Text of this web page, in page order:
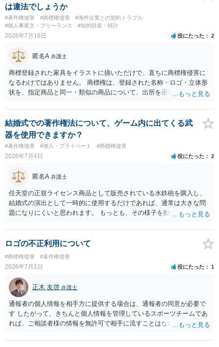
りません。ただし、ロゴに独自の図形やイラスト等が含まれる場合に
は、その表現部分が著作物となる可能性があります。 また、人物写真
の著作権は撮影者に、肖像に関する権利は被写体本人に帰属します
（著作権法2条・17条）。 ウェブサイト全体に当然に著作権が生じる
等は別として、一般的なレイアウトや配色、依頼者から提供された素
材を希望に沿って配置した部分には、通常、著作物性は認められにく
いと考えられます。仮に具体的な画面構成の一部に創作性が認められ
ても、その権利は当該部分に限られ、ご相談者の写真や文章等を制作
実績として掲載する権限まで当然に生じるものではありません。 もっ
の同意があれば別です。また、単に制作を担当した事実を記載した
り、公開中のサイトへリンクしたりする行為まで当然に禁止できると
は限りません。 人物写真については、通常のSNSへの無断掲載と同
様、掲載目的、態様、必要性、本人の特定可能性等から判断されま
す。営業目的であり、本人も掲載を拒否していることは、違法性を認
める方向の事情となりますが、自動的に肖像権侵害となるわけではあ
りません。 まず、見積書、メール、チャット、デザイナーの利用規約
を確認したうえで、「提供素材及びこれを含む画面の複製・SNS掲載
を許諾しない」と書面で明確に通知することをお勧めします。すでに
掲載された場合は、URL、掲載日時、画面を保存してから削除を求め
てください。
は違法でしょうか
#著作権侵害 #商標権侵害
#海外企業との契約トラブル
#個人事業主・フリーランス
#知的財産・特許
2026年7月16日 役にたった 2
匿名A 弁護士
商標登録された家具をイラストに描いただけで、直ちに商標権侵害に
なるわけではありません。 商標権は、登録された名称・ロゴ・立体形
状を、指定商品と同一・類似の商品について、出所を示す表示として
て描くにとどまる場合は、通常、商標権侵害にはなりにくいと考えら
れます。 ただし、家具名や特徴的な形状を商品名・広告に大きく表示
し、公式商品やライセンス商品と誤認させる販売方法であれば、商標
権や不正競争防止法上の問題が生じ得ます。家具のデザインに著作権
が認められる場合は、著作権も別途問題となります。 無料のSNS投稿
やプレゼントでも、著作権侵害は成立し得ます。商標権については、
有料か無料かよりも、商標として使用しているかが重要です。 また、
日本の商標権は原則として日本国内にのみ効力を持ちます。外国で販
売する場合は、販売国の商標・意匠等を確認する必要があります。 他
の作家の例は、許諾を得ている、権利が消滅している、侵害に当たら
ない、又は単に権利行使されていないなど、様々な可能性がありま
す。他人が販売していることだけでは、適法とは判断できません。
結婚式での著作権法について、ゲーム内に出てくる武
器を使用できますか？
#著作権侵害 #個人・プライベート #商標権侵害
2026年7月4日 役にたった 2
匿名A 弁護士
任天堂の正規ライセンス商品として販売されている水鉄砲を購入し、
結婚式の演出として一時的に使用するだけであれば、通常は大きな問
題になりにくいと思われます。 もっとも、その様子を動画配信した
り込みの程度、使用態様、営利性などによって別途検討が必要になり
ます。 他方で、ゲーム内に登場する武器のデザインをもとに、販売さ
れていないものを業者に有償で制作してもらう場合には、著作権や商
標、キャラクター・商品デザインの利用との関係で問題となる可能性
があります。特に、ゲーム内のデザインを忠実に再現する場合や、業
者が制作実績として公開する場合には注意が必要です。 自作の場合で
も、完全に私的な利用にとどまるのか、写真・動画として公開するの
かによって評価が変わり得ます。そのため、「自作なら常に大丈夫」
とまではいえません。 結婚式での使用方法、撮影・公開の有無、制作
する物の再現度、業者の関与の有無によって判断が変わりますので、
実際に使用される前に、知的財産権に詳しい弁護士へ個別に相談され
ることをおすすめします。
ロゴの不正利用について
#商標権侵害 #著作権侵害
2026年7月1日 役にたった 1
正木 友啓 弁護士
通報者の個人情報を相手方に提供する場合は、通報者の同意が必要で
す したがって、きちんと個人情報を管理しているスポーツチームであ
れば、ご相談者様の情報を無許可で相手に流すことはないはずです 可
の名前等が相手に知られるリスクはゼロではありません